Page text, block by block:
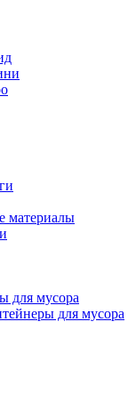
материалы
для мусора
для мусора